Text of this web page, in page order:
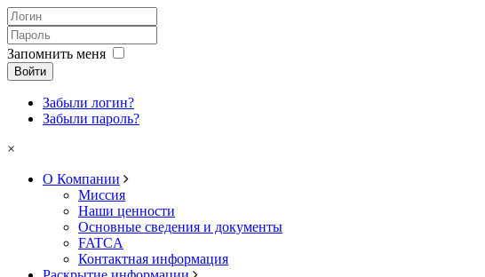
Запомнить меня
Войти
Забыли логин?
Забыли пароль?
×
О Компании
Миссия
Наши ценности
Основные сведения и документы
FATCA
Контактная информация